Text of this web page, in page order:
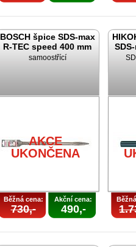
BOSCH špice SDS-max
R-TEC speed 400 mm
samoostřící
AKCE
UKONČENA
Běžná cena:
730,-
Akční cena:
490,-